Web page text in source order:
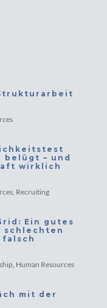
belügt – und
wirklich
, Recruiting
Ein gutes
schlechten
falsch
Human Resources
mit der